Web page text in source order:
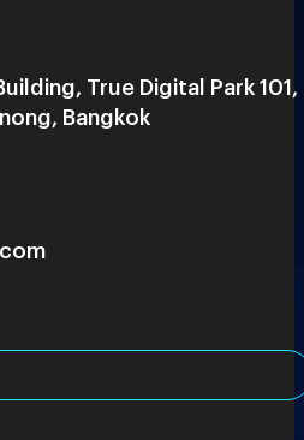
True Digital Park 101,
Bangkok